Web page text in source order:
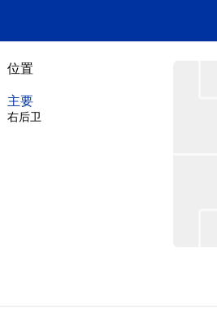
位置
主要
右后卫